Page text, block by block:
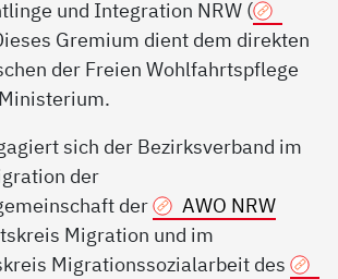
und Integration NRW (
Gremium dient dem direkten
der Freien Wohlfahrtspflege
sich der Bezirksverband im
der
der
AWO NRW
Migration und im
Migrationssozialarbeit des